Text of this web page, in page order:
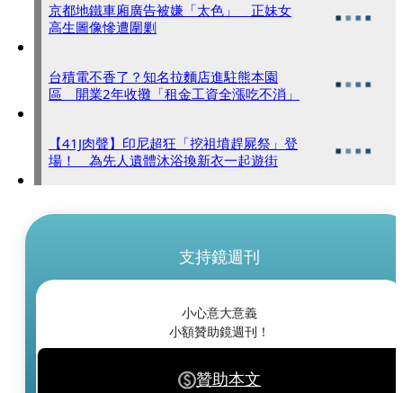
京都地鐵車廂廣告被嫌「太色」 正妹女
高生圖像慘遭圍剿
台積電不香了？知名拉麵店進駐熊本園
區 開業2年收攤「租金工資全漲吃不消」
【41J肉聲】印尼超狂「挖祖墳趕屍祭」登
場！ 為先人遺體沐浴換新衣一起遊街
支持鏡週刊
小心意大意義
小額贊助鏡週刊！
贊助本文